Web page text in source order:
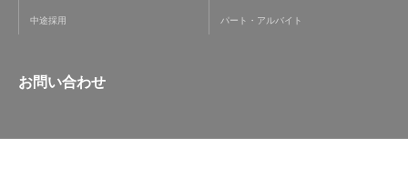
中途採用 パート・アルバイト
お問い合わせ